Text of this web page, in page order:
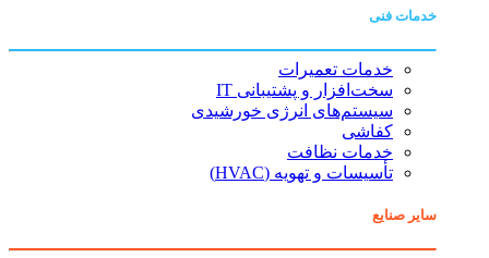
خدمات فنی
خدمات تعمیرات
سخت‌افزار و پشتیبانی IT
سیستم‌های انرژی خورشیدی
کفاشی
خدمات نظافت
تأسیسات و تهویه (HVAC)
سایر صنایع